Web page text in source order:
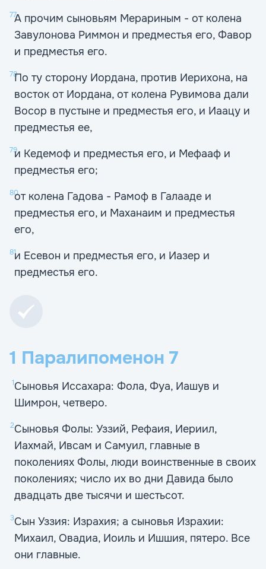
77А прочим сыновьям Мерариным - от колена
Завулонова Риммон и предместья его, Фавор
и предместья его.
78По ту сторону Иордана, против Иерихона, на
восток от Иордана, от колена Рувимова дали
Восор в пустыне и предместья его, и Иаацу и
предместья ее,
79и Кедемоф и предместья его, и Мефааф и
предместья его;
80от колена Гадова - Рамоф в Галааде и
предместья его, и Маханаим и предместья
его,
81и Есевон и предместья его, и Иазер и
предместья его.
1 Паралипоменон 7
1Сыновья Иссахара: Фола, Фуа, Иашув и
Шимрон, четверо.
2Сыновья Фолы: Уззий, Рефаия, Иериил,
Иахмай, Ивсам и Самуил, главные в
поколениях Фолы, люди воинственные в своих
поколениях; число их во дни Давида было
двадцать две тысячи и шестьсот.
3Сын Уззия: Израхия; а сыновья Израхии:
Михаил, Овадиа, Иоиль и Ишшия, пятеро. Все
они главные.